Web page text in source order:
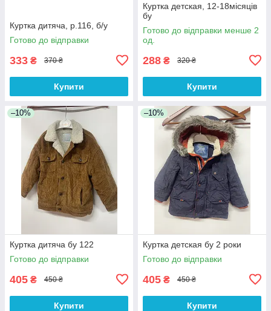
Куртка дитяча, р.116, б/у
Готово до відправки
333 ₴ 370 ₴
Купити
Куртка детская, 12-18місяців
бу
Готово до відправки менше 2
од.
288 ₴ 320 ₴
Купити
–10%
Куртка дитяча бу 122
Готово до відправки
405 ₴ 450 ₴
Купити
–10%
Куртка детская бу 2 роки
Готово до відправки
405 ₴ 450 ₴
Купити